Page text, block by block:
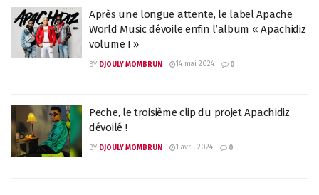
Après une longue attente, le label Apache
World Music dévoile enfin l’album « Apachidiz
volume I »
BY DJOULY MOMBRUN 14 mai 2024 0
Peche, le troisième clip du projet Apachidiz
dévoilé !
BY DJOULY MOMBRUN 1 avril 2024 0